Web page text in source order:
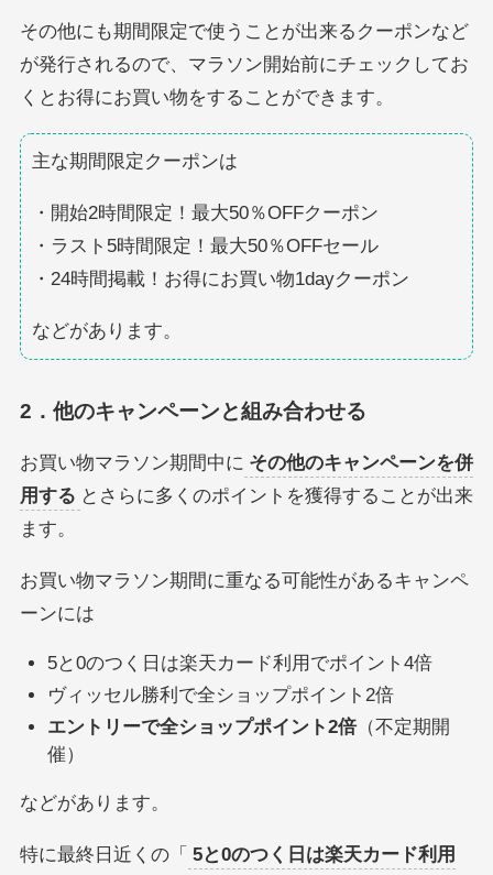
その他にも期間限定で使うことが出来るクーポンなど
が発行されるので、マラソン開始前にチェックしてお
くとお得にお買い物をすることができます。
主な期間限定クーポンは
・開始2時間限定！最大50％OFFクーポン
・ラスト5時間限定！最大50％OFFセール
・24時間掲載！お得にお買い物1dayクーポン
などがあります。
2．他のキャンペーンと組み合わせる
お買い物マラソン期間中に その他のキャンペーンを併
用する とさらに多くのポイントを獲得することが出来
ます。
お買い物マラソン期間に重なる可能性があるキャンペ
ーンには
5と0のつく日は楽天カード利用でポイント4倍
ヴィッセル勝利で全ショップポイント2倍
エントリーで全ショップポイント2倍（不定期開
催）
などがあります。
特に最終日近くの「 5と0のつく日は楽天カード利用